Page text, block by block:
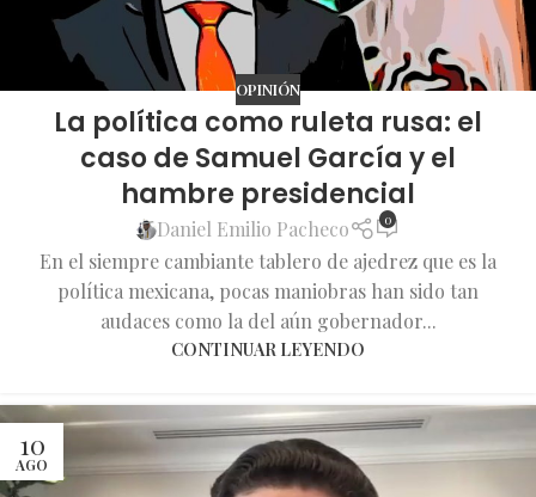
OPINIÓN
La política como ruleta rusa: el
caso de Samuel García y el
hambre presidencial
Daniel Emilio Pacheco 0
En el siempre cambiante tablero de ajedrez que es la
política mexicana, pocas maniobras han sido tan
audaces como la del aún gobernador...
CONTINUAR LEYENDO
10
AGO